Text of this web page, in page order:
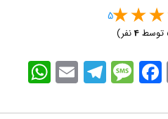
5
توسط4نفر)
WhatsApp EmailTelegramMessageFacebook